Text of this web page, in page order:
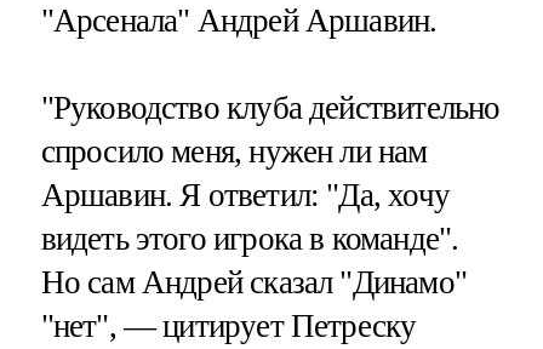
"Арсенала" Андрей Аршавин.
"Руководство клуба действительно
спросило меня, нужен ли нам
Аршавин. Я ответил: "Да, хочу
видеть этого игрока в команде".
Но сам Андрей сказал "Динамо"
"нет", — цитирует Петреску